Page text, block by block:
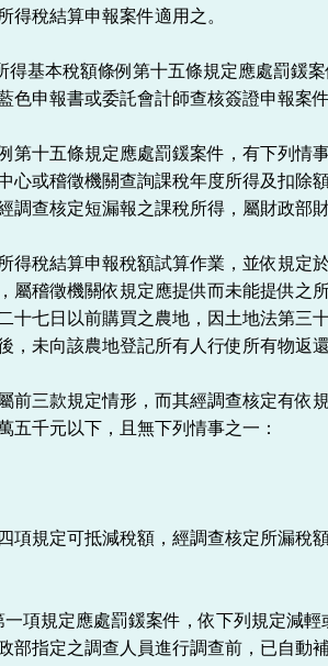
得稅結算申報案件適用之。
得基本稅額條例第十五條規定應處罰鍰
色申報書或委託會計師查核簽證申報案
第十五條規定應處罰鍰案件，有下列情
心或稽徵機關查詢課稅年度所得及扣除
調查核定短漏報之課稅所得，屬財政部
得稅結算申報稅額試算作業，並依規定
稽徵機關依規定應提供而未能提供之所
十七日以前購買之農地，因土地法第三
，未向該農地登記所有人行使所有物返
前三款規定情形，而其經調查核定有依
五千元以下，且無下列情事之一：
項規定可抵減稅額，經調查核定所漏稅
項規定應處罰鍰案件，依下列規定減輕
部指定之調查人員進行調查前，已自動